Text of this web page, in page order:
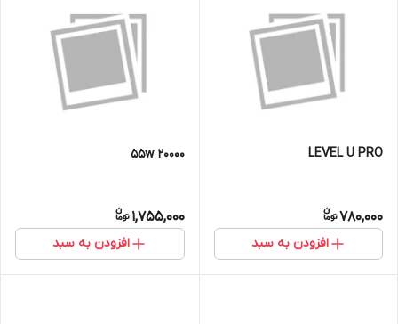
LEVEL U PRO
780,000
افزودن به سبد
20000 55w
1,755,000
افزودن به سبد